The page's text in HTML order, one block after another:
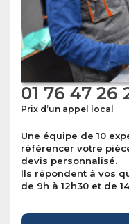
01 76 47 26
Prix d’un appel local
Une équipe de 10
référencer votre
devis personnalisé.
Ils répondent à vos
de 9h à 12h30 et de